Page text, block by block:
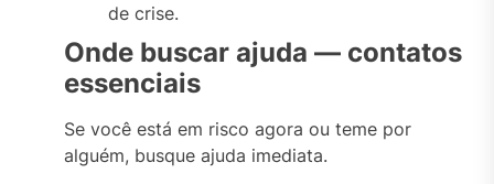
de crise.
Onde buscar ajuda — contatos
essenciais
Se você está em risco agora ou teme por
alguém, busque ajuda imediata.